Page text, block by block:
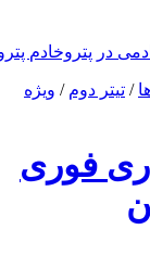
در پتروخادم
/ تیتر دوم / ویژه
فوری